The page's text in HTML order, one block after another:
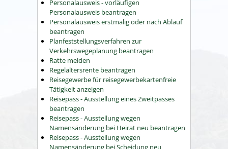
Personalausweis - vorläufigen
Personalausweis beantragen
Personalausweis erstmalig oder nach Ablauf
beantragen
Planfeststellungsverfahren zur
Verkehrswegeplanung beantragen
Ratte melden
Regelaltersrente beantragen
Reisegewerbe für reisegewerbekartenfreie
Tätigkeit anzeigen
Reisepass - Ausstellung eines Zweitpasses
beantragen
Reisepass - Ausstellung wegen
Namensänderung bei Heirat neu beantragen
Reisepass - Ausstellung wegen
Namensänderung bei Scheidung neu